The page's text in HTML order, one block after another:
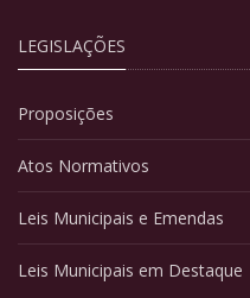
LEGISLAÇÕES
Proposições
Atos Normativos
Leis Municipais e Emendas
Leis Municipais em Destaque